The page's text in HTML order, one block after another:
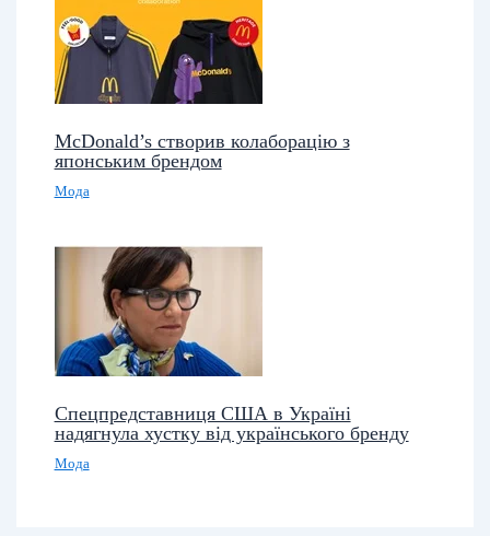
McDonald’s створив колаборацію з
японським брендом
Мода
Спецпредставниця США в Україні
надягнула хустку від українського бренду
Мода